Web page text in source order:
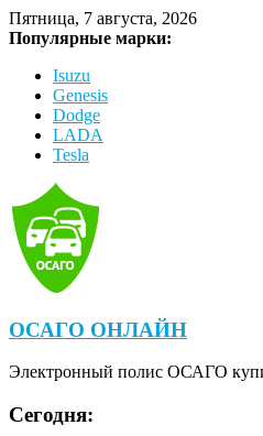
Пятница, 7 августа, 2026
Популярные марки:
Isuzu
Genesis
Dodge
LADA
Tesla
ОСАГО ОНЛАЙН
Электронный полис ОСАГО
Сегодня: